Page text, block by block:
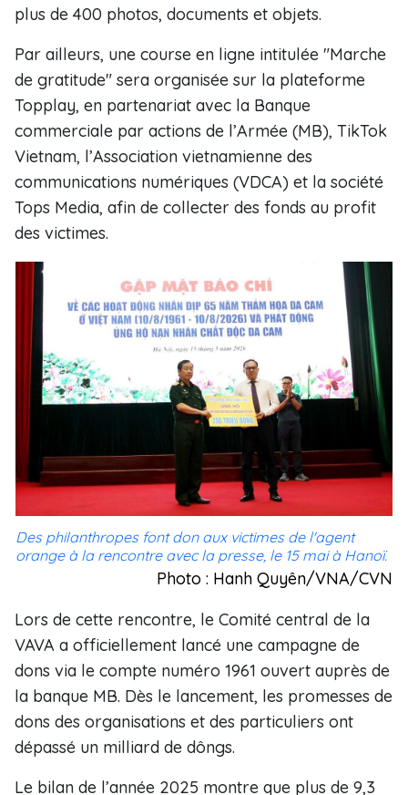
plus de 400 photos, documents et objets.
Par ailleurs, une course en ligne intitulée "Marche
de gratitude" sera organisée sur la plateforme
Topplay, en partenariat avec la Banque
commerciale par actions de l’Armée (MB), TikTok
Vietnam, l’Association vietnamienne des
communications numériques (VDCA) et la société
Tops Media, afin de collecter des fonds au profit
des victimes.
Des philanthropes font don aux victimes de l'agent
orange à la rencontre avec la presse, le 15 mai à Hanoï.
Photo : Hanh Quyên/VNA/CVN
Lors de cette rencontre, le Comité central de la
VAVA a officiellement lancé une campagne de
dons via le compte numéro 1961 ouvert auprès de
la banque MB. Dès le lancement, les promesses de
dons des organisations et des particuliers ont
dépassé un milliard de dôngs.
Le bilan de l’année 2025 montre que plus de 9,3